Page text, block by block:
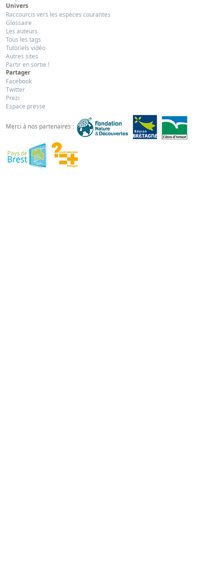
Univers
Raccourcis vers les espèces courantes
Glossaire
Les auteurs
Tous les tags
Tutoriels vidéo
Autres sites
Partir en sortie !
Partager
Facebook
Twitter
Prezi
Espace presse
Merci à nos partenaires :